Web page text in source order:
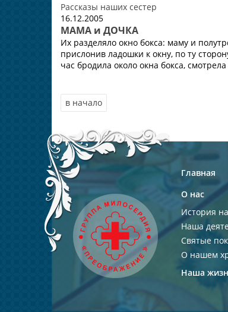
Рассказы наших сестер
16.12.2005
МАМА и ДОЧКА
Их разделяло окно бокса: маму и
прислонив ладошки к окну, по ту
час бродила около окна бокса,
в начало
Главная
О нас
История
Наша
Святые
О нашем
Наша